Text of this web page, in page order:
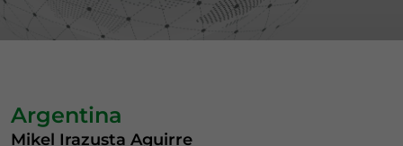
Argentina
Mikel Irazusta Aguirre